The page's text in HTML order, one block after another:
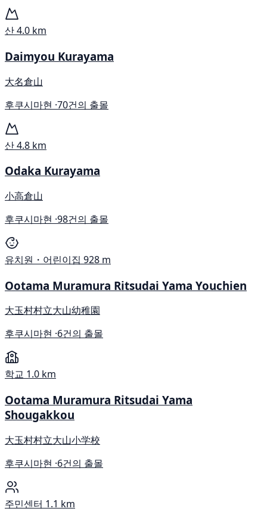
산4.0 km
Daimyou Kurayama
大名倉山
후쿠시마현 ·70건의 출몰
산4.8 km
Odaka Kurayama
小高倉山
후쿠시마현 ·98건의 출몰
유치원・어린이집 928 m
Ootama Muramura Ritsudai Yama Youchien
大玉村村立大山幼稚園
후쿠시마현 ·6건의 출몰
학교 1.0 km
Ootama Muramura Ritsudai Yama
Shougakkou
大玉村村立大山小学校
후쿠시마현 ·6건의 출몰
주민센터 1.1 km